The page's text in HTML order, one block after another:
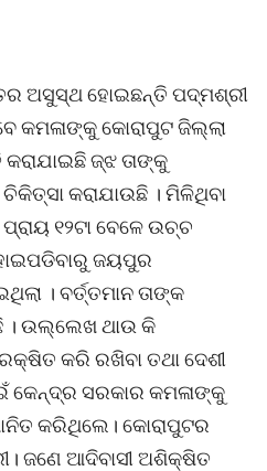
ଅସୁସ୍ଥ ହୋଇଛନ୍ତି ପଦ୍ମଶ୍ରୀ
କମଳାଙ୍କୁ କୋରାପୁଟ ଜିଲ୍ଲା
ଜ୍ଝ ତାଙ୍କୁ
କରାଯାଉଛି । ମିଳିଥିବା
୧୨ଟା ବେଳେ ଉଚ୍ଚ
ଜୟପୁର
। ବର୍ତ୍ତମାନ ତାଙ୍କ
। ଉଲ୍ଲେଖ ଥାଉ କି
କରି ରଖିବା ତଥା ଦେଶୀ
କେନ୍ଦ୍ର ସରକାର କମଳାଙ୍କୁ
କରିଥିଲେ। କୋରାପୁଟର
ଜଣେ ଆଦିବାସୀ ଅଶିକ୍ଷିତ